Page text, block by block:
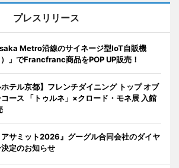
プレスリリース
Metro沿線のサイネージ型IoT自販機
」でFrancfranc商品をPOP UP販売！
ホテル京都】フレンチダイニング トップ オブ
ース 「トゥルネ」×クロード・モネ展 入館
アサミット2026』グーグル合同会社のダイヤ
定のお知らせ